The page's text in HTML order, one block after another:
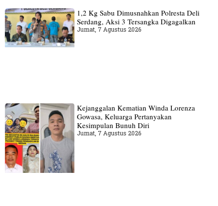
1,2 Kg Sabu Dimusnahkan Polresta Deli
Serdang, Aksi 3 Tersangka Digagalkan
Jumat, 7 Agustus 2026
Kejanggalan Kematian Winda Lorenza
Gowasa, Keluarga Pertanyakan
Kesimpulan Bunuh Diri
Jumat, 7 Agustus 2026